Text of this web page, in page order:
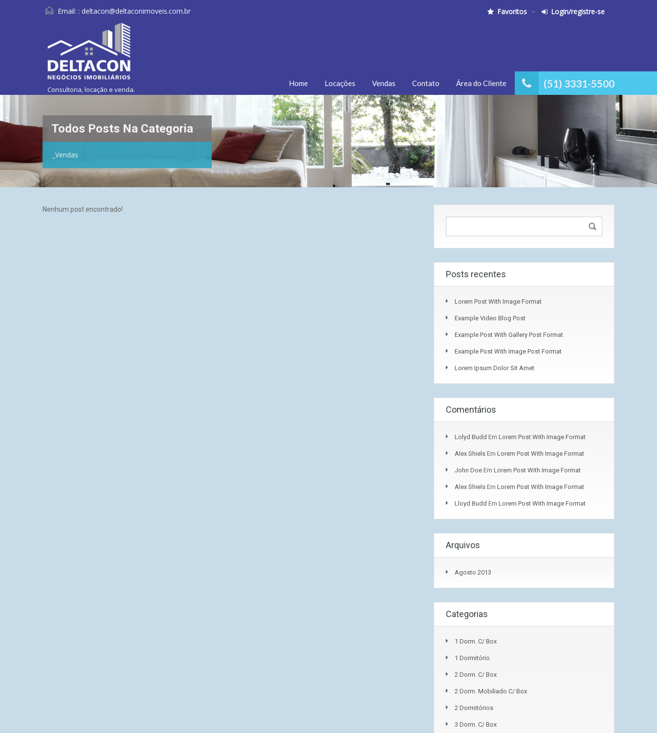
Email: : deltacon@deltaconimoveis.com.br Favoritos Login/registre-se
Consultoria, locação e venda. (51) 3331-5500
Home Locações Vendas Contato Área do Cliente
Todos Posts Na Categoria
_Vendas
Nenhum post encontrado!
Posts recentes
Lorem Post With Image Format
Example Video Blog Post
Example Post With Gallery Post Format
Example Post With Image Post Format
Lorem Ipsum Dolor Sit Amet
Comentários
Lolyd Budd Em Lorem Post With Image Format
Alex Shiels Em Lorem Post With Image Format
John Doe Em Lorem Post With Image Format
Alex Shiels Em Lorem Post With Image Format
Lloyd Budd Em Lorem Post With Image Format
Arquivos
Agosto 2013
Categorias
1 Dorm. C/ Box
1 Dormitório
2 Dorm. C/ Box
2 Dorm. Mobiliado C/ Box
2 Dormitórios
3 Dorm. C/ Box